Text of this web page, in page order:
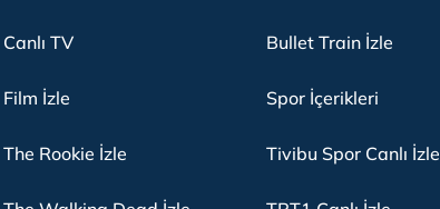
Canlı TV
Film İzle
The Rookie İzle
Bullet Train İzle
Spor İçerikleri
Tivibu Spor Canlı İzle